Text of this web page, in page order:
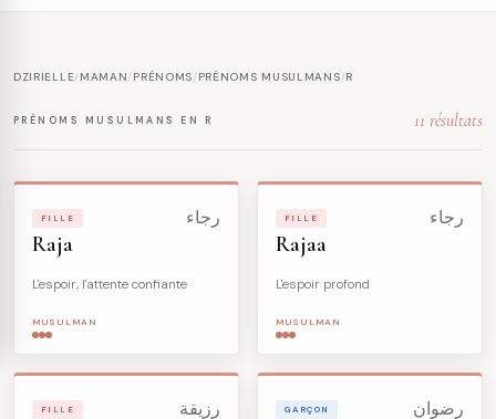
DZIRIELLE/ MAMAN/ PRÉNOMS/ PRÉNOMS MUSULMANS/R
PRÉNOMS MUSULMANS EN R 11 résultats
FILLE رجاء
Raja
L'espoir, l'attente confiante
MUSULMAN
FILLE رجاء
Rajaa
L'espoir profond
MUSULMAN
FILLE رزيقة GARÇON رضوان